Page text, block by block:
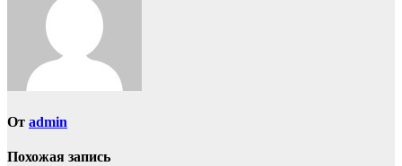
От admin
Похожая запись